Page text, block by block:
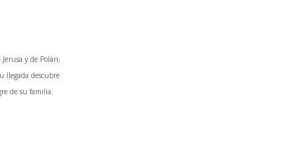
y de Polán,
llegada descubre
de su familia.